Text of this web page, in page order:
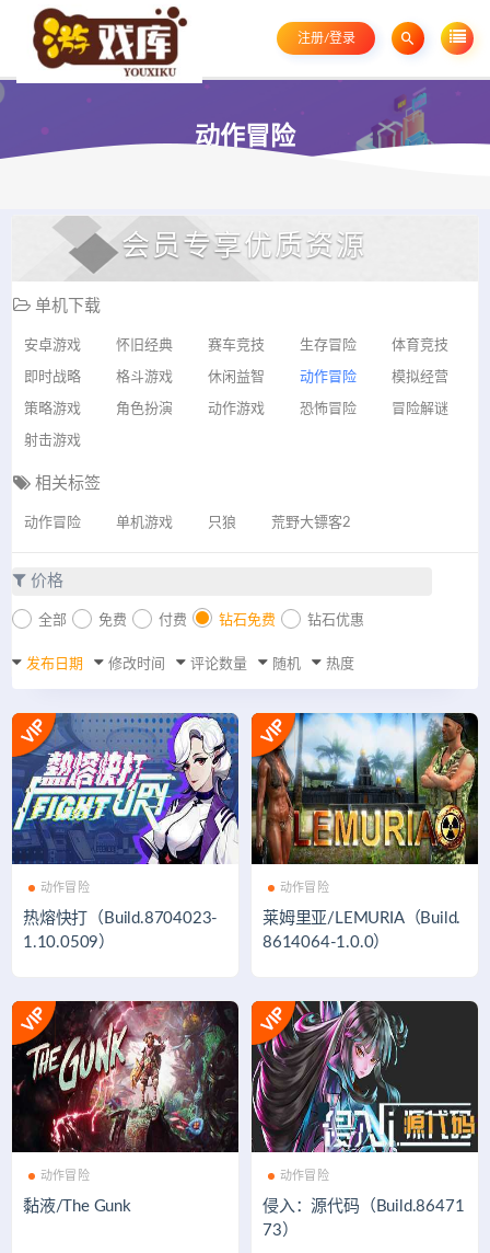
注册/登录
动作冒险
会员专享优质资源
单机下载
安卓游戏 怀旧经典 赛车竞技 生存冒险 体育竞技
即时战略 格斗游戏 休闲益智 动作冒险 模拟经营
策略游戏 角色扮演 动作游戏 恐怖冒险 冒险解谜
射击游戏
相关标签
动作冒险 单机游戏 只狼 荒野大镖客2
价格
全部 免费 付费 钻石免费 钻石优惠
发布日期 修改时间 评论数量 随机 热度
动作冒险
热熔快打（Build.8704023-
1.10.0509）
动作冒险
莱姆里亚/LEMURIA（Build.
8614064-1.0.0）
动作冒险
黏液/The Gunk
动作冒险
侵入：源代码（Build.86471
73）